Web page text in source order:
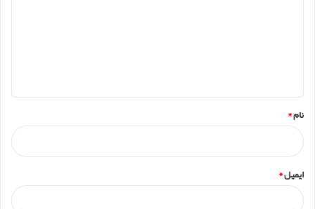
نام*
ایمیل*